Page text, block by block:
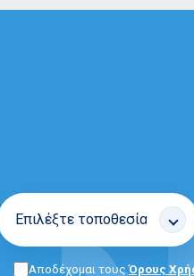
Αποδέχομαι τουςΌρους